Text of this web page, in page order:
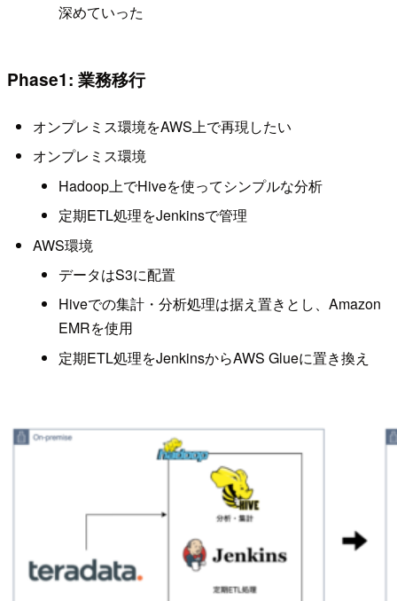
深めていった
Phase1: 業務移行
オンプレミス環境をAWS上で再現したい
オンプレミス環境
Hadoop上でHiveを使ってシンプルな分析
定期ETL処理をJenkinsで管理
AWS環境
データはS3に配置
Hiveでの集計・分析処理は据え置きとし、Amazon
EMRを使用
定期ETL処理をJenkinsからAWS Glueに置き換え